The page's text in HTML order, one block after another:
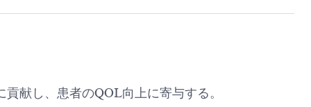
献し、患者のQOL向上に寄与する。